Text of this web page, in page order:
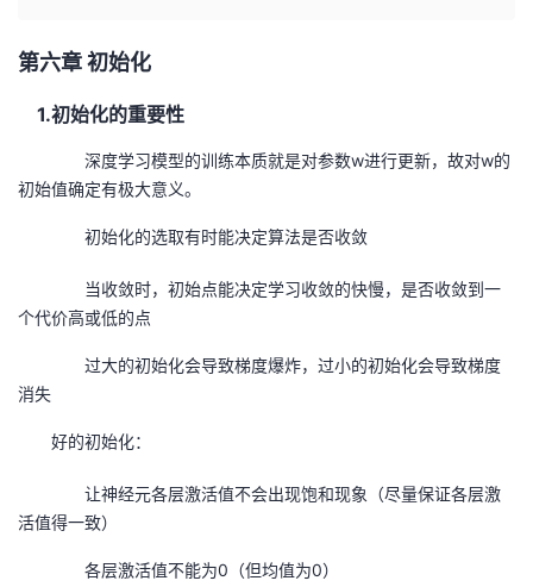
主
页
的
开
博
客
的
论
我
的
我
第六章 初始化
1.初始化的重要性
深度学习模型的训练本质就是对参数w进行更新，故对w的
初始值确定有极大意义。
初始化的选取有时能决定算法是否收敛
当收敛时，初始点能决定学习收敛的快慢，是否收敛到一
个代价高或低的点
过大的初始化会导致梯度爆炸，过小的初始化会导致梯度
消失
好的初始化：
让神经元各层激活值不会出现饱和现象（尽量保证各层激
活值得一致）
各层激活值不能为0 （但均值为0）